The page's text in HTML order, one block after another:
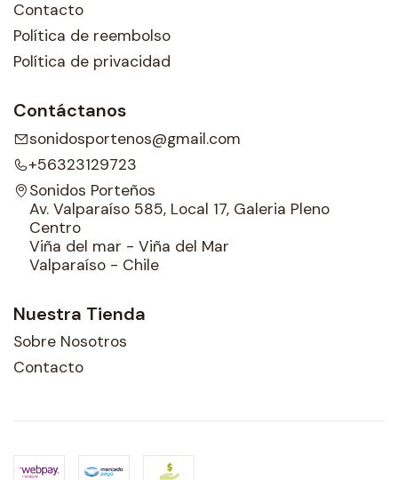
Contacto
Política de reembolso
Política de privacidad
Contáctanos
sonidosportenos@gmail.com
+56323129723
Sonidos Porteños
Av. Valparaíso 585, Local 17, Galeria Pleno
Centro
Viña del mar - Viña del Mar
Valparaíso - Chile
Nuestra Tienda
Sobre Nosotros
Contacto